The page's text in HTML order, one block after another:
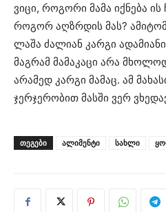
ვიცი, როგორი მამა იქნება ის
როგორ აღზრდის მას?
ლაშა ძალიან კარგი
მაგრამ მამაკაცი არა
არამედ კარგი მამაც. ამ
ჯერჯერობით მასში ვერ
ᲗᲔᲒᲔᲑᲘ ალიმენტი სახლი